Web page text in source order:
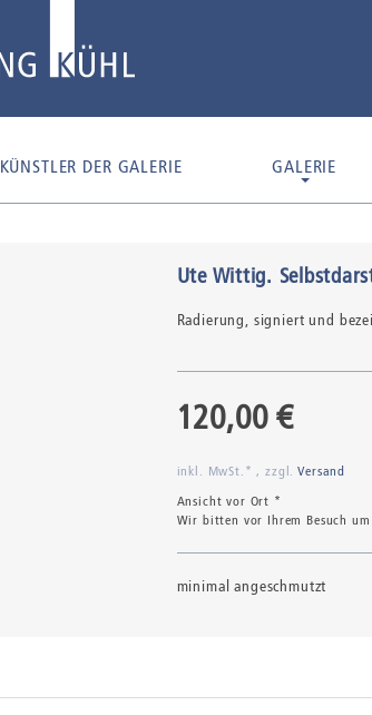
KÜNSTLER DER GALERIE GALERIE
Ute Wittig.
Radierung, signiert und
120,00 €
inkl. MwSt.* , zzgl.Versand
Ansicht vor Ort *
Wir bitten vor Ihrem Besuch
minimal angeschmutzt